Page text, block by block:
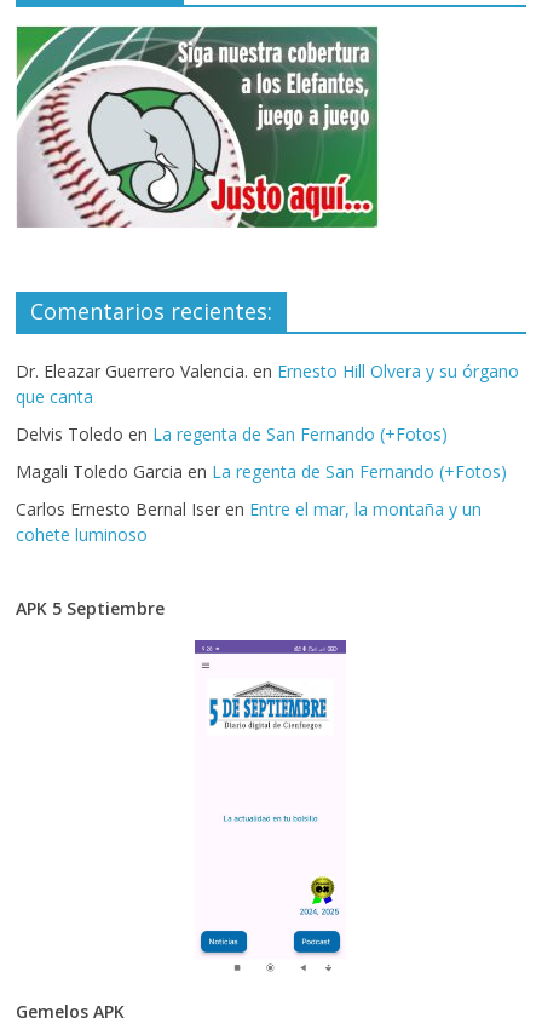
Comentarios recientes:
Dr. Eleazar Guerrero Valencia. en Ernesto Hill Olvera y su órgano
que canta
Delvis Toledo en La regenta de San Fernando (+Fotos)
Magali Toledo Garcia en La regenta de San Fernando (+Fotos)
Carlos Ernesto Bernal Iser en Entre el mar, la montaña y un
cohete luminoso
APK 5 Septiembre
Gemelos APK